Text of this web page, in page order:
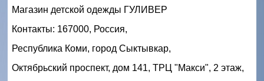
Магазин детской одежды ГУЛИВЕР
Контакты: 167000, Россия,
Республика Коми, город Сыктывкар,
Октябрьский проспект, дом 141, ТРЦ "Макси", 2 этаж,